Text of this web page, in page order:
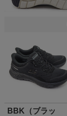
BBK（ブラッ